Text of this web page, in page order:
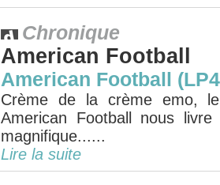
Chronique
American Football
American Football
Crème de la crème emo,
American Football nous
magnifique......
Lire la suite